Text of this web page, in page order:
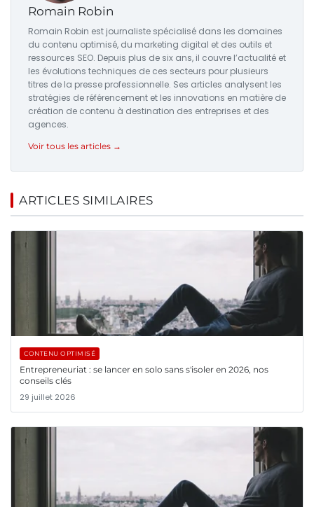
Romain Robin
Romain Robin est journaliste spécialisé dans les domaines
du contenu optimisé, du marketing digital et des outils et
ressources SEO. Depuis plus de six ans, il couvre l’actualité et
les évolutions techniques de ces secteurs pour plusieurs
titres de la presse professionnelle. Ses articles analysent les
stratégies de référencement et les innovations en matière de
création de contenu à destination des entreprises et des
agences.
Voir tous les articles →
ARTICLES SIMILAIRES
CONTENU OPTIMISÉ
Entrepreneuriat : se lancer en solo sans s'isoler en 2026, nos
conseils clés
29 juillet 2026